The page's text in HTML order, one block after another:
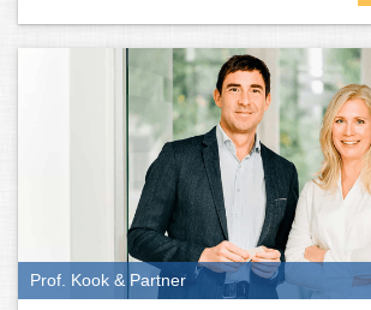
Prof. Kook & Partner